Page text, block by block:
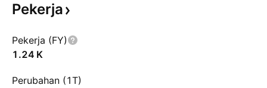
Pekerja
Pekerja (FY)
‪1.24 K‬
Perubahan (1T)